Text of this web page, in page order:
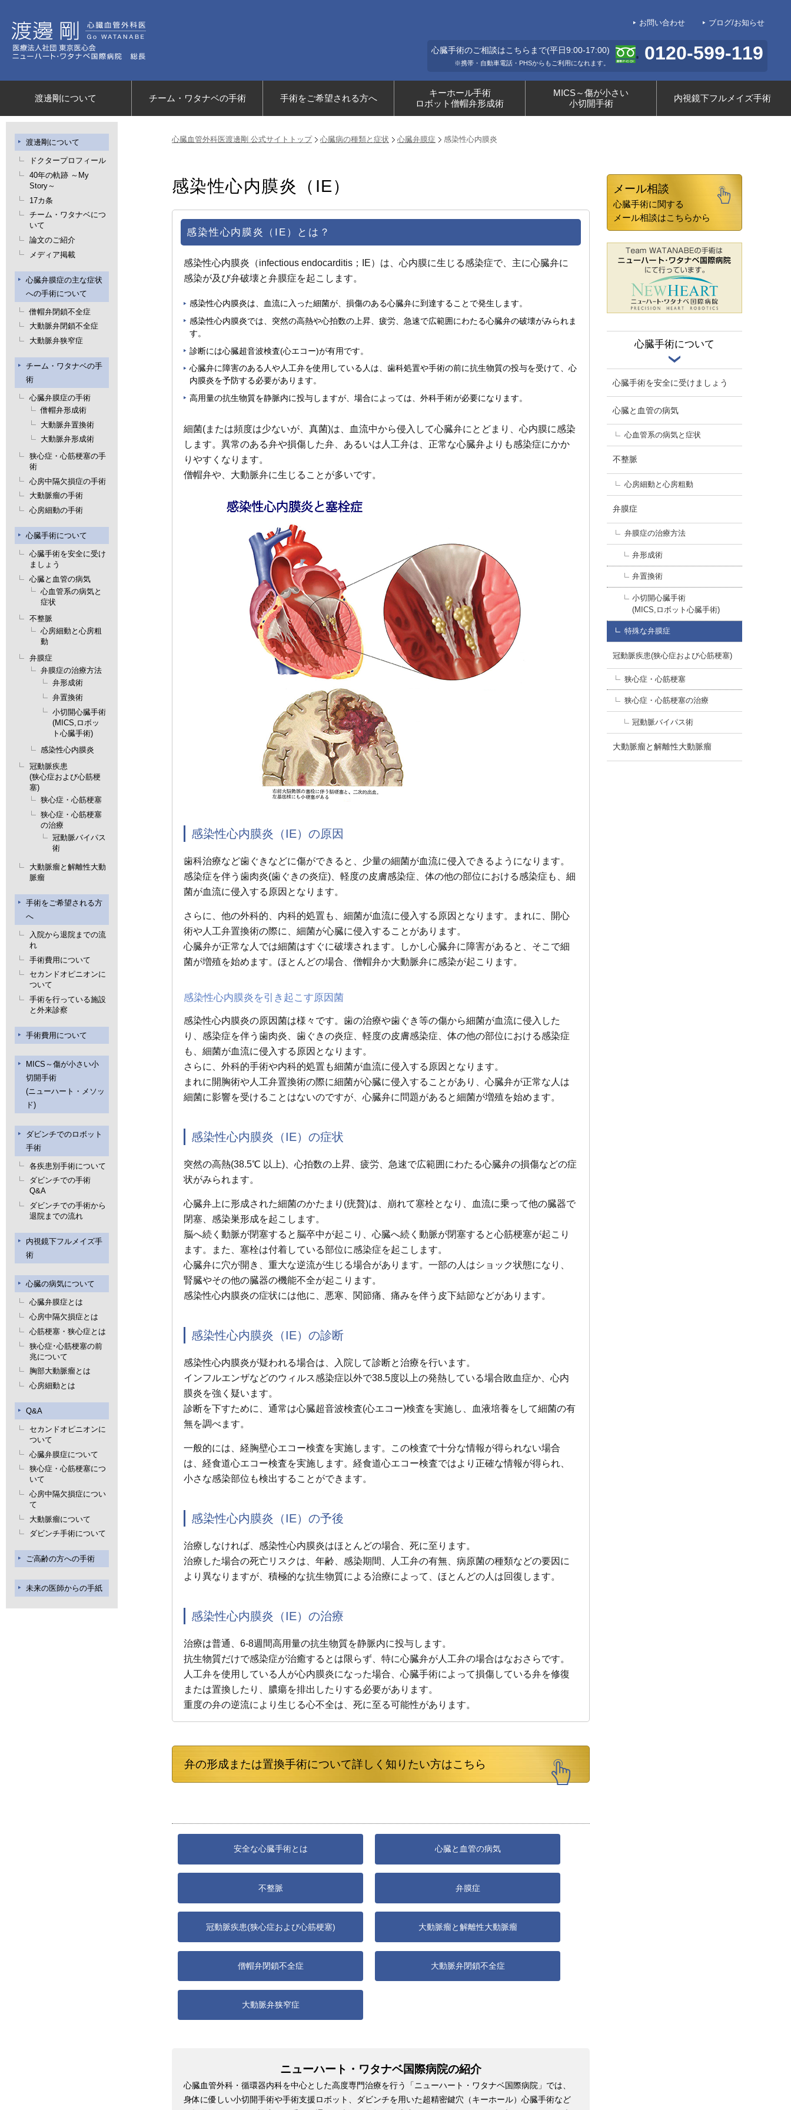
お問い合わせ ブログ/お知らせ
心臓手術のご相談はこちらまで(平日9:00-17:00)
※携帯・自動車電話・PHSからもご利用になれます。 0120-599-119
渡邊剛について チーム・ワタナベの手術 手術をご希望される方へ
キーホール手術
ロボット僧帽弁形成術
MICS～傷が小さい
小切開手術
内視鏡下フルメイズ手術
渡邊剛について
ドクタープロフィール
40年の軌跡 ～My
Story～
17カ条
チーム・ワタナベにつ
いて
論文のご紹介
メディア掲載
心臓弁膜症の主な症状
への手術について
僧帽弁閉鎖不全症
大動脈弁閉鎖不全症
大動脈弁狭窄症
チーム・ワタナベの手
術
心臓弁膜症の手術
僧帽弁形成術
大動脈弁置換術
大動脈弁形成術
狭心症・心筋梗塞の手
術
心房中隔欠損症の手術
大動脈瘤の手術
心房細動の手術
心臓手術について
心臓手術を安全に受け
ましょう
心臓と血管の病気
心血管系の病気と
症状
不整脈
心房細動と心房粗
動
弁膜症
弁膜症の治療方法
弁形成術
弁置換術
小切開心臓手術
(MICS,ロボッ
ト心臓手術)
感染性心内膜炎
冠動脈疾患
(狭心症および心筋梗
塞)
狭心症・心筋梗塞
狭心症・心筋梗塞
の治療
冠動脈バイパス
術
大動脈瘤と解離性大動
脈瘤
手術をご希望される方
へ
入院から退院までの流
れ
手術費用について
セカンドオピニオンに
ついて
手術を行っている施設
と外来診察
手術費用について
MICS～傷が小さい小
切開手術
(ニューハート・メソッ
ド)
ダビンチでのロボット
手術
各疾患別手術について
ダビンチでの手術
Q&A
ダビンチでの手術から
退院までの流れ
内視鏡下フルメイズ手
術
心臓の病気について
心臓弁膜症とは
心房中隔欠損症とは
心筋梗塞・狭心症とは
狭心症･心筋梗塞の前
兆について
胸部大動脈瘤とは
心房細動とは
Q&A
セカンドオピニオンに
ついて
心臓弁膜症について
狭心症・心筋梗塞につ
いて
心房中隔欠損症につい
て
大動脈瘤について
ダビンチ手術について
ご高齢の方への手術
未来の医師からの手紙
心臓血管外科医渡邊剛 公式サイトトップ 心臓病の種類と症状 心臓弁膜症 感染性心内膜炎
感染性心内膜炎（IE）
感染性心内膜炎（IE）とは？
感染性心内膜炎（infectious endocarditis；IE）は、心内膜に生じる感染症で、主に心臓弁に
感染が及び弁破壊と弁膜症を起こします。
感染性心内膜炎は、血流に入った細菌が、損傷のある心臓弁に到達することで発生します。
感染性心内膜炎では、突然の高熱や心拍数の上昇、疲労、急速で広範囲にわたる心臓弁の破壊がみられま
す。
診断には心臓超音波検査(心エコー)が有用です。
心臓弁に障害のある人や人工弁を使用している人は、歯科処置や手術の前に抗生物質の投与を受けて、心
内膜炎を予防する必要があります。
高用量の抗生物質を静脈内に投与しますが、場合によっては、外科手術が必要になります。
細菌(または頻度は少ないが、真菌)は、血流中から侵入して心臓弁にとどまり、心内膜に感染
します。異常のある弁や損傷した弁、あるいは人工弁は、正常な心臓弁よりも感染症にかか
りやすくなります。
僧帽弁や、大動脈弁に生じることが多いです。
感染性心内膜炎（IE）の原因
歯科治療など歯ぐきなどに傷ができると、少量の細菌が血流に侵入できるようになります。
感染症を伴う歯肉炎(歯ぐきの炎症)、軽度の皮膚感染症、体の他の部位における感染症も、細
菌が血流に侵入する原因となります。
さらに、他の外科的、内科的処置も、細菌が血流に侵入する原因となります。まれに、開心
術や人工弁置換術の際に、細菌が心臓に侵入することがあります。
心臓弁が正常な人では細菌はすぐに破壊されます。しかし心臓弁に障害があると、そこで細
菌が増殖を始めます。ほとんどの場合、僧帽弁か大動脈弁に感染が起こります。
感染性心内膜炎を引き起こす原因菌
感染性心内膜炎の原因菌は様々です。歯の治療や歯ぐき等の傷から細菌が血流に侵入した
り、感染症を伴う歯肉炎、歯ぐきの炎症、軽度の皮膚感染症、体の他の部位における感染症
も、細菌が血流に侵入する原因となります。
さらに、外科的手術や内科的処置も細菌が血流に侵入する原因となります。
まれに開胸術や人工弁置換術の際に細菌が心臓に侵入することがあり、心臓弁が正常な人は
細菌に影響を受けることはないのですが、心臓弁に問題があると細菌が増殖を始めます。
感染性心内膜炎（IE）の症状
突然の高熱(38.5℃ 以上)、心拍数の上昇、疲労、急速で広範囲にわたる心臓弁の損傷などの症
状がみられます。
心臓弁上に形成された細菌のかたまり(疣贅)は、崩れて塞栓となり、血流に乗って他の臓器で
閉塞、感染巣形成を起こします。
脳へ続く動脈が閉塞すると脳卒中が起こり、心臓へ続く動脈が閉塞すると心筋梗塞が起こり
ます。また、塞栓は付着している部位に感染症を起こします。
心臓弁に穴が開き、重大な逆流が生じる場合があります。一部の人はショック状態になり、
腎臓やその他の臓器の機能不全が起こります。
感染性心内膜炎の症状には他に、悪寒、関節痛、痛みを伴う皮下結節などがあります。
感染性心内膜炎（IE）の診断
感染性心内膜炎が疑われる場合は、入院して診断と治療を行います。
インフルエンザなどのウィルス感染症以外で38.5度以上の発熱している場合敗血症か、心内
膜炎を強く疑います。
診断を下すために、通常は心臓超音波検査(心エコー)検査を実施し、血液培養をして細菌の有
無を調べます。
一般的には、経胸壁心エコー検査を実施します。この検査で十分な情報が得られない場合
は、経食道心エコー検査を実施します。経食道心エコー検査ではより正確な情報が得られ、
小さな感染部位も検出することができます。
感染性心内膜炎（IE）の予後
治療しなければ、感染性心内膜炎はほとんどの場合、死に至ります。
治療した場合の死亡リスクは、年齢、感染期間、人工弁の有無、病原菌の種類などの要因に
より異なりますが、積極的な抗生物質による治療によって、ほとんどの人は回復します。
感染性心内膜炎（IE）の治療
治療は普通、6-8週間高用量の抗生物質を静脈内に投与します。
抗生物質だけで感染症が治癒するとは限らず、特に心臓弁が人工弁の場合はなおさらです。
人工弁を使用している人が心内膜炎になった場合、心臓手術によって損傷している弁を修復
または置換したり、膿瘍を排出したりする必要があります。
重度の弁の逆流により生じる心不全は、死に至る可能性があります。
弁の形成または置換手術について詳しく知りたい方はこちら
安全な心臓手術とは 心臓と血管の病気
不整脈 弁膜症
冠動脈疾患(狭心症および心筋梗塞) 大動脈瘤と解離性大動脈瘤
僧帽弁閉鎖不全症 大動脈弁閉鎖不全症
大動脈弁狭窄症
ニューハート・ワタナベ国際病院の紹介
心臓血管外科・循環器内科を中心とした高度専門治療を行う「ニューハート・ワタナベ国際病院」では、
身体に優しい小切開手術や手術支援ロボット、ダビンチを用いた超精密鍵穴（キーホール）心臓手術など
メール相談
心臓手術に関する
メール相談はこちらから
心臓手術について
心臓手術を安全に受けましょう
心臓と血管の病気
心血管系の病気と症状
不整脈
心房細動と心房粗動
弁膜症
弁膜症の治療方法
弁形成術
弁置換術
小切開心臓手術
(MICS,ロボット心臓手術)
特殊な弁膜症
冠動脈疾患(狭心症および心筋梗塞)
狭心症・心筋梗塞
狭心症・心筋梗塞の治療
冠動脈バイパス術
大動脈瘤と解離性大動脈瘤